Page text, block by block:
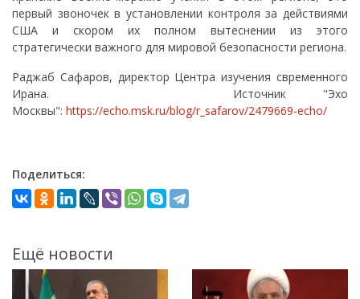
первый звоночек в установлении контроля за действиями
США и скором их полном вытеснении из этого
стратегически важного для мировой безопасности региона.
Раджаб Сафаров, директор Центра изучения свременного
Ирана. Источник "Эхо
Москвы": https://echo.msk.ru/blog/r_safarov/2479669-echo/
Поделиться:
Ещё новости